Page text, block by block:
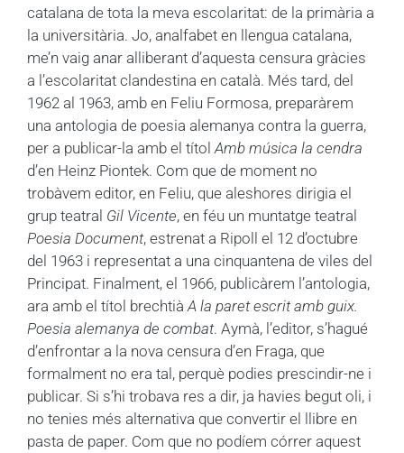
catalana de tota la meva escolaritat: de la primària a
la universitària. Jo, analfabet en llengua catalana,
me’n vaig anar alliberant d’aquesta censura gràcies
a l’escolaritat clandestina en català. Més tard, del
1962 al 1963, amb en Feliu Formosa, preparàrem
una antologia de poesia alemanya contra la guerra,
per a publicar-la amb el títol Amb música la cendra
d’en Heinz Piontek. Com que de moment no
trobàvem editor, en Feliu, que aleshores dirigia el
grup teatral Gil Vicente, en féu un muntatge teatral
Poesia Document, estrenat a Ripoll el 12 d’octubre
del 1963 i representat a una cinquantena de viles del
Principat. Finalment, el 1966, publicàrem l’antologia,
ara amb el títol brechtià A la paret escrit amb guix.
Poesia alemanya de combat. Aymà, l’editor, s’hagué
d’enfrontar a la nova censura d’en Fraga, que
formalment no era tal, perquè podies prescindir-ne i
publicar. Si s’hi trobava res a dir, ja havies begut oli, i
no tenies més alternativa que convertir el llibre en
pasta de paper. Com que no podíem córrer aquest